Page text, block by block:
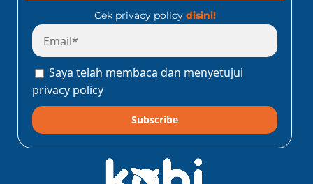
Cek privacy policy disini!
Saya telah membaca dan menyetujui
privacy policy
Subscribe